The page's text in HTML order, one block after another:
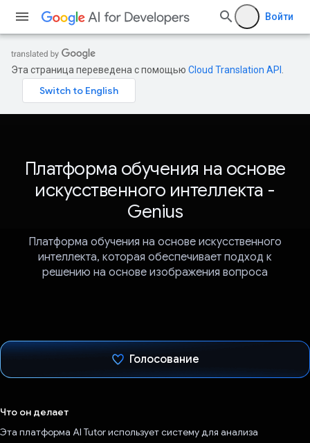
Войти
Эта страница переведена с помощью Cloud Translation API
Платформа обучения на основе
искусственного интеллекта -
Genius
Платформа обучения на основе искусственного
интеллекта, которая обеспечивает подход к
решению на основе изображения вопроса
Голосование
Что он делает
Эта платформа AI Tutor использует систему для анализа